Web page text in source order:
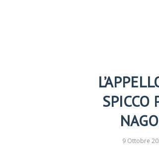
SPICCO
9 Ottobre